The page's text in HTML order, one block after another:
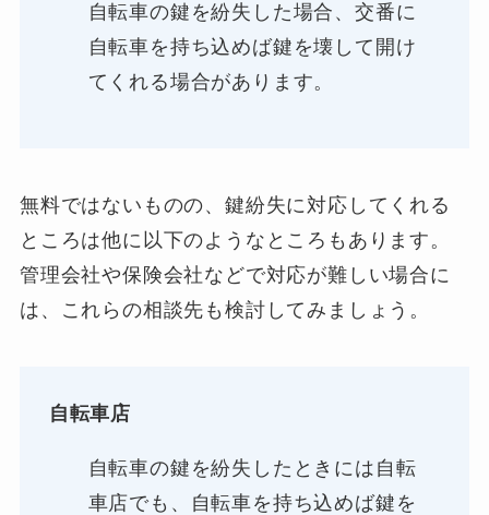
自転車の鍵を紛失した場合、交番に
自転車を持ち込めば鍵を壊して開け
てくれる場合があります。
無料ではないものの、鍵紛失に対応してくれる
ところは他に以下のようなところもあります。
管理会社や保険会社などで対応が難しい場合に
は、これらの相談先も検討してみましょう。
自転車店
自転車の鍵を紛失したときには自転
車店でも、自転車を持ち込めば鍵を